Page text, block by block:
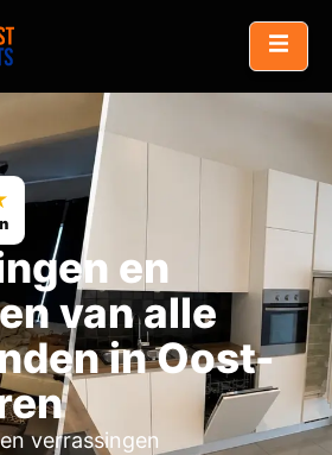
en
van alle
in Oost-
verrassingen